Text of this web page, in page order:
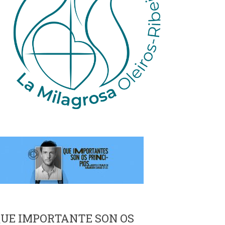
IMPORTANTE SON OS